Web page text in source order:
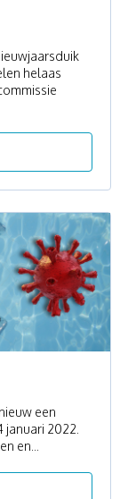
helaas
een
2022.
en...